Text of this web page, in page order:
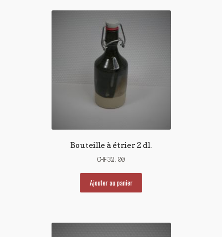
Bouteille à étrier 2 dl.
CHF32.00
Ajouter au panier